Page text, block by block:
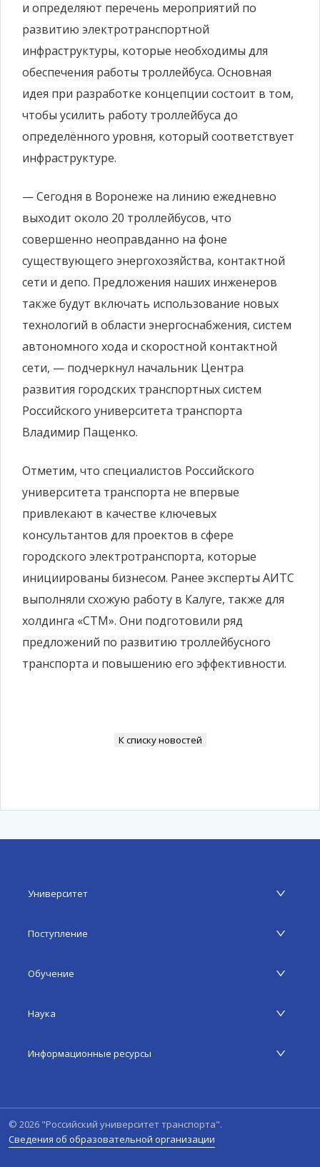
и определяют перечень мероприятий по
развитию электротранспортной
инфраструктуры, которые необходимы для
обеспечения работы троллейбуса. Основная
идея при разработке концепции состоит в том,
чтобы усилить работу троллейбуса до
определённого уровня, который соответствует
инфраструктуре.
— Сегодня в Воронеже на линию ежедневно
выходит около 20 троллейбусов, что
совершенно неоправданно на фоне
существующего энергохозяйства, контактной
сети и депо. Предложения наших инженеров
также будут включать использование новых
технологий в области энергоснабжения, систем
автономного хода и скоростной контактной
сети, — подчеркнул начальник Центра
развития городских транспортных систем
Российского университета транспорта
Владимир Пащенко.
Отметим, что специалистов Российского
университета транспорта не впервые
привлекают в качестве ключевых
консультантов для проектов в сфере
городского электротранспорта, которые
инициированы бизнесом. Ранее эксперты АИТС
выполняли схожую работу в Калуге, также для
холдинга «СТМ». Они подготовили ряд
предложений по развитию троллейбусного
транспорта и повышению его эффективности.
К списку новостей
Университет
Поступление
Обучение
Наука
Информационные ресурсы
© 2026 "Российский университет транспорта".
Сведения об образовательной организации